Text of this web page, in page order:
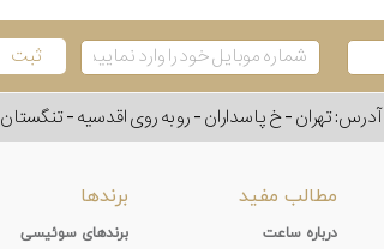
آدرس: تهران - خ پاسداران - رو به روی اقدسیه - تنگستان ۴ - مجتمع حیات سبز - بال A - واحد ۷۱۱
مطالب مفید
درباره ساعت
برندها
برندهای سوئیسی